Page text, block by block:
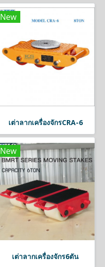
New
เต่าลากเครื่องจักรCRA-6
New
เต่าลากเครื่องจักร6ตัน